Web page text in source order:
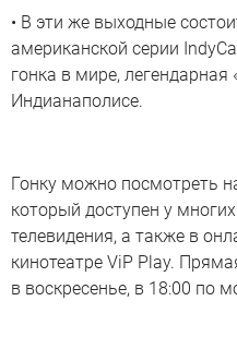
• В эти же выходные
американской серии
гонка в мире, легендарная
Индианаполисе.
Гонку можно посмотреть
который доступен у
телевидения, а также в
кинотеатре ViP Play.
в воскресенье, в 18:00 по